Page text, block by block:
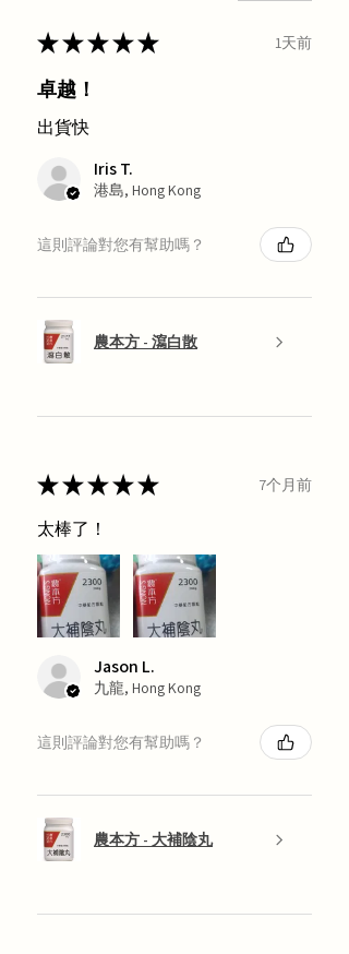
★★★★★ 1天前
卓越！
出貨快
Iris T.
港島, Hong Kong
這則評論對您有幫助嗎？
農本方 - 瀉白散
★★★★★ 7个月前
太棒了！
Jason L.
九龍, Hong Kong
這則評論對您有幫助嗎？
農本方 - 大補陰丸